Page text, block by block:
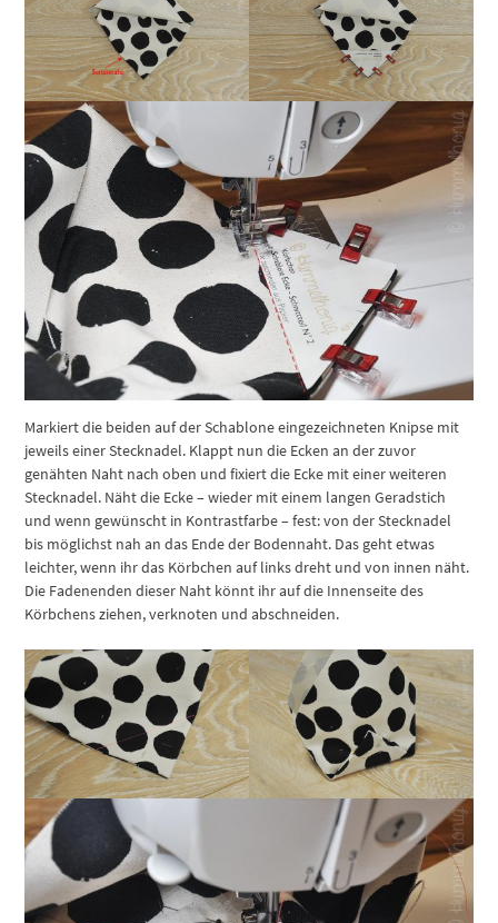
Markiert die beiden auf der Schablone eingezeichneten Knipse mit
jeweils einer Stecknadel. Klappt nun die Ecken an der zuvor
genähten Naht nach oben und fixiert die Ecke mit einer weiteren
Stecknadel. Näht die Ecke – wieder mit einem langen Geradstich
und wenn gewünscht in Kontrastfarbe – fest: von der Stecknadel
bis möglichst nah an das Ende der Bodennaht. Das geht etwas
leichter, wenn ihr das Körbchen auf links dreht und von innen näht.
Die Fadenenden dieser Naht könnt ihr auf die Innenseite des
Körbchens ziehen, verknoten und abschneiden.